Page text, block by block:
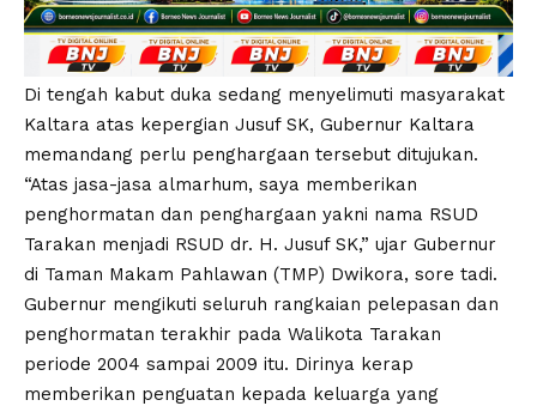
Di tengah kabut duka sedang menyelimuti masyarakat
Kaltara atas kepergian Jusuf SK, Gubernur Kaltara
memandang perlu penghargaan tersebut ditujukan.
“Atas jasa-jasa almarhum, saya memberikan
penghormatan dan penghargaan yakni nama RSUD
Tarakan menjadi RSUD dr. H. Jusuf SK,” ujar Gubernur
di Taman Makam Pahlawan (TMP) Dwikora, sore tadi.
Gubernur mengikuti seluruh rangkaian pelepasan dan
penghormatan terakhir pada Walikota Tarakan
periode 2004 sampai 2009 itu. Dirinya kerap
memberikan penguatan kepada keluarga yang